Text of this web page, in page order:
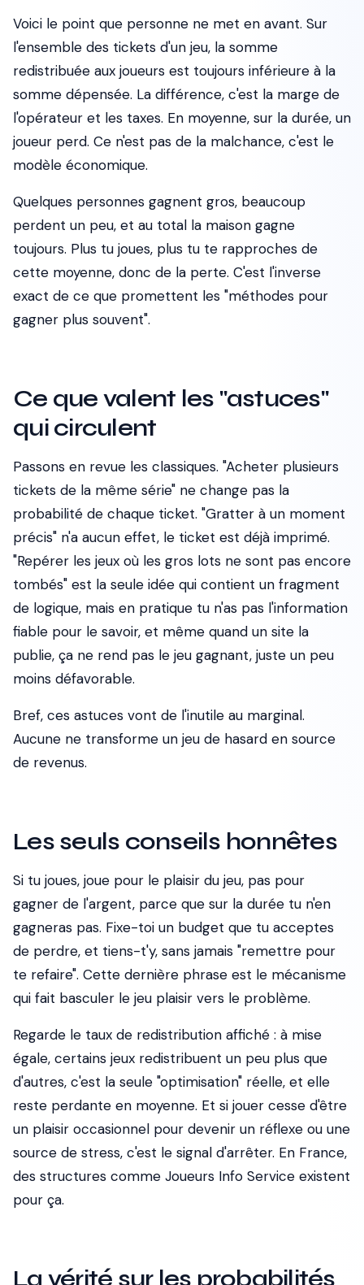
Voici le point que personne ne met en avant. Sur
l'ensemble des tickets d'un jeu, la somme
redistribuée aux joueurs est toujours inférieure à la
somme dépensée. La différence, c'est la marge de
l'opérateur et les taxes. En moyenne, sur la durée, un
joueur perd. Ce n'est pas de la malchance, c'est le
modèle économique.
Quelques personnes gagnent gros, beaucoup
perdent un peu, et au total la maison gagne
toujours. Plus tu joues, plus tu te rapproches de
cette moyenne, donc de la perte. C'est l'inverse
exact de ce que promettent les "méthodes pour
gagner plus souvent".
Ce que valent les "astuces"
qui circulent
Passons en revue les classiques. "Acheter plusieurs
tickets de la même série" ne change pas la
probabilité de chaque ticket. "Gratter à un moment
précis" n'a aucun effet, le ticket est déjà imprimé.
"Repérer les jeux où les gros lots ne sont pas encore
tombés" est la seule idée qui contient un fragment
de logique, mais en pratique tu n'as pas l'information
fiable pour le savoir, et même quand un site la
publie, ça ne rend pas le jeu gagnant, juste un peu
moins défavorable.
Bref, ces astuces vont de l'inutile au marginal.
Aucune ne transforme un jeu de hasard en source
de revenus.
Les seuls conseils honnêtes
Si tu joues, joue pour le plaisir du jeu, pas pour
gagner de l'argent, parce que sur la durée tu n'en
gagneras pas. Fixe-toi un budget que tu acceptes
de perdre, et tiens-t'y, sans jamais "remettre pour
te refaire". Cette dernière phrase est le mécanisme
qui fait basculer le jeu plaisir vers le problème.
Regarde le taux de redistribution affiché : à mise
égale, certains jeux redistribuent un peu plus que
d'autres, c'est la seule "optimisation" réelle, et elle
reste perdante en moyenne. Et si jouer cesse d'être
un plaisir occasionnel pour devenir un réflexe ou une
source de stress, c'est le signal d'arrêter. En France,
des structures comme Joueurs Info Service existent
pour ça.
La vérité sur les probabilités